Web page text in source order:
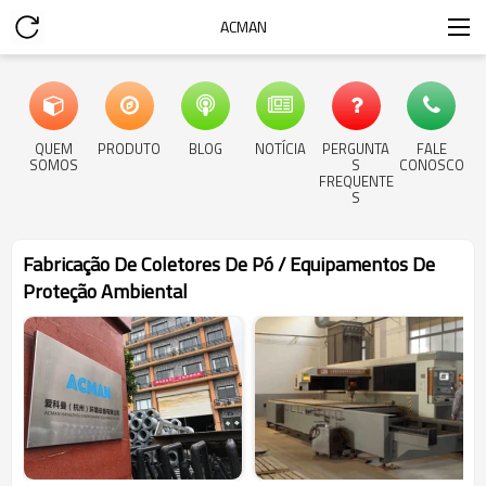
ACMAN
QUEM
SOMOS
PRODUTO BLOG NOTÍCIA PERGUNTA
S
FREQUENTE
S
FALE
CONOSCO
Fabricação De Coletores De Pó / Equipamentos De
Proteção Ambiental